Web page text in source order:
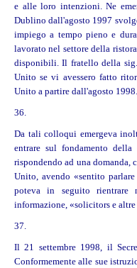
e alle loro intenzioni. Ne
Dublino dall'agosto 1997
impiego a tempo pieno e
lavorato nel settore della
disponibili. Il fratello della
Unito se vi avessero fatto
Unito a partire dall'agosto 1998.
36.
Da tali colloqui emergeva
entrare sul fondamento
rispondendo ad una domanda,
Unito, avendo «sentito
poteva in seguito rientrare
informazione, «solicitors e altre
37.
Il 21 settembre 1998, il
Conformemente alle sue